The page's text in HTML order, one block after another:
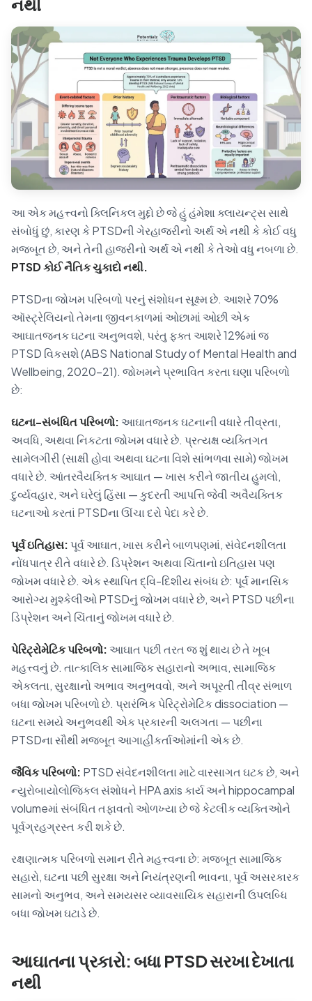
નથી
આ એક મહત્ત્વનો ક્લિનિકલ મુદ્દો છે જે હું હંમેશા ક્લાયન્ટ્સ સાથે
સંબોધું છું, કારણ કે PTSDની ગેરહાજરીનો અર્થ એ નથી કે કોઈ વધુ
મજબૂત છે, અને તેની હાજરીનો અર્થ એ નથી કે તેઓ વધુ નબળા છે.
PTSD કોઈ નૈતિક ચુકાદો નથી.
PTSDના જોખમ પરિબળો પરનું સંશોધન સૂક્ષ્મ છે. આશરે 70%
ઑસ્ટ્રેલિયનો તેમના જીવનકાળમાં ઓછામાં ઓછી એક
આઘાતજનક ઘટના અનુભવશે, પરંતુ ફક્ત આશરે 12%માં જ
PTSD વિકસશે (ABS National Study of Mental Health and
Wellbeing, 2020–21). જોખમને પ્રભાવિત કરતા ઘણા પરિબળો
છે:
ઘટના-સંબંધિત પરિબળો: આઘાતજનક ઘટનાની વધારે તીવ્રતા,
અવધિ, અથવા નિકટતા જોખમ વધારે છે. પ્રત્યક્ષ વ્યક્તિગત
સામેલગીરી (સાક્ષી હોવા અથવા ઘટના વિશે સાંભળવા સામે) જોખમ
વધારે છે. આંતરવૈયક્તિક આઘાત — ખાસ કરીને જાતીય હુમલો,
દુર્વ્યવહાર, અને ઘરેલું હિંસા — કુદરતી આપત્તિ જેવી અવૈયક્તિક
ઘટનાઓ કરતાં PTSDના ઊંચા દરો પેદા કરે છે.
પૂર્વ ઇતિહાસ: પૂર્વ આઘાત, ખાસ કરીને બાળપણમાં, સંવેદનશીલતા
નોંધપાત્ર રીતે વધારે છે. ડિપ્રેશન અથવા ચિંતાનો ઇતિહાસ પણ
જોખમ વધારે છે. એક સ્થાપિત દ્વિ-દિશીય સંબંધ છે: પૂર્વ માનસિક
આરોગ્ય મુશ્કેલીઓ PTSDનું જોખમ વધારે છે, અને PTSD પછીના
ડિપ્રેશન અને ચિંતાનું જોખમ વધારે છે.
પેરિટ્રોમેટિક પરિબળો: આઘાત પછી તરત જ શું થાય છે તે ખૂબ
મહત્ત્વનું છે. તાત્કાલિક સામાજિક સહારાનો અભાવ, સામાજિક
એકલતા, સુરક્ષાનો અભાવ અનુભવવો, અને અપૂરતી તીવ્ર સંભાળ
બધા જોખમ પરિબળો છે. પ્રારંભિક પેરિટ્રોમેટિક dissociation —
ઘટના સમયે અનુભવથી એક પ્રકારની અલગતા — પછીના
PTSDના સૌથી મજબૂત આગાહીકર્તાઓમાંની એક છે.
જૈવિક પરિબળો: PTSD સંવેદનશીલતા માટે વારસાગત ઘટક છે, અને
ન્યુરોબાયોલોજિકલ સંશોધને HPA axis કાર્ય અને hippocampal
volumeમાં સંબંધિત તફાવતો ઓળખ્યા છે જે કેટલીક વ્યક્તિઓને
પૂર્વગ્રહગ્રસ્ત કરી શકે છે.
રક્ષણાત્મક પરિબળો સમાન રીતે મહત્ત્વના છે: મજબૂત સામાજિક
સહારો, ઘટના પછી સુરક્ષા અને નિયંત્રણની ભાવના, પૂર્વ અસરકારક
સામનો અનુભવ, અને સમયસર વ્યાવસાયિક સહારાની ઉપલબ્ધિ
બધા જોખમ ઘટાડે છે.
આઘાતના પ્રકારો: બધા PTSD સરખા દેખાતા
નથી